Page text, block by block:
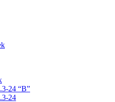
24 “B”
24